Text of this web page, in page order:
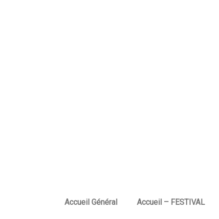
Accueil Général Accueil – FESTIVAL